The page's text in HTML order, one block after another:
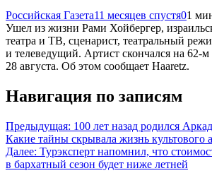
Российская Газета11 месяцев спустя01
Ушел из жизни Рами Хойбергер,
театра и ТВ, сценарист, театральный
и телеведущий. Артист скончался на 62-
28 августа. Об этом сообщает Haaretz.
Навигация по записям
Предыдущая: 100 лет назад родился
Какие тайны скрывала жизнь культового
Далее: Турэксперт напомнил, что
в бархатный сезон будет ниже летней